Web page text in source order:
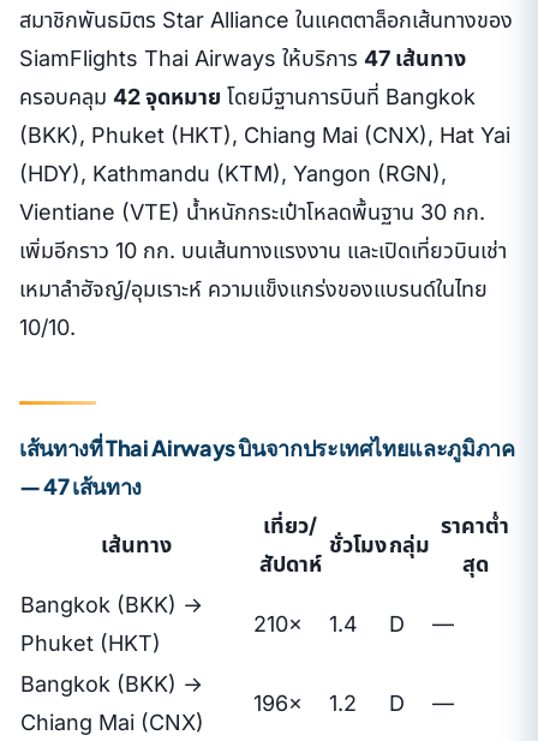
สมาชิกพันธมิตร Star Alliance ในแคตตาล็อกเส้นทางของ
SiamFlights Thai Airways ให้บริการ 47 เส้นทาง
ครอบคลุม 42 จุดหมาย โดยมีฐานการบินที่ Bangkok
(BKK), Phuket (HKT), Chiang Mai (CNX), Hat Yai
(HDY), Kathmandu (KTM), Yangon (RGN),
Vientiane (VTE) น้ำหนักกระเป๋าโหลดพื้นฐาน 30 กก.
เพิ่มอีกราว 10 กก. บนเส้นทางแรงงาน และเปิดเที่ยวบินเช่า
เหมาลำฮัจญ์/อุมเราะห์ ความแข็งแกร่งของแบรนด์ในไทย
10/10.
เส้นทางที่ Thai Airways บินจากประเทศไทยและภูมิภาค
— 47 เส้นทาง
เส้นทาง
เที่ยว/
สัปดาห์
ชั่วโมงกลุ่ม
ราคาต่ำ
สุด
Bangkok (BKK) →
Phuket (HKT)
210× 1.4 D —
Bangkok (BKK) →
Chiang Mai (CNX)
196× 1.2 D —